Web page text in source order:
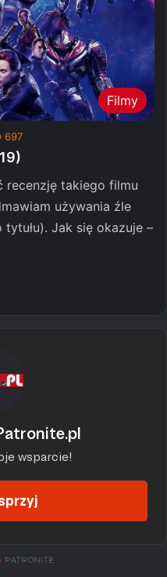
Filmy
697
recenzję takiego filmu
używania źle
Jak się okazuje –